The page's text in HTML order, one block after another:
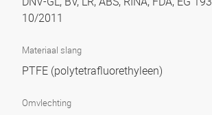
10/2011
Materiaal slang
PTFE (polytetrafluorethyleen)
Omvlechting